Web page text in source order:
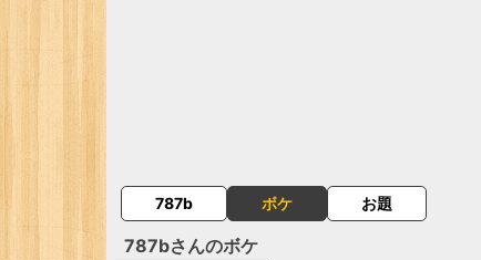
787b ボケ お題
787bさんのボケ